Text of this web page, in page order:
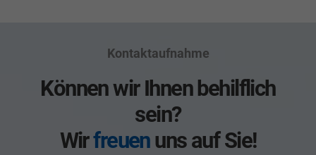
Kontaktaufnahme
Können wir Ihnen behilflich
sein?
Wirfreuenuns auf Sie!